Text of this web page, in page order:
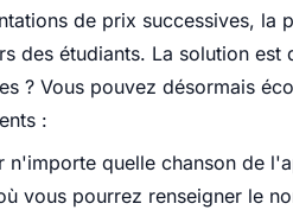
de prix successives, la
des étudiants. La solution
? Vous pouvez désormais
:
n'importe quelle chanson de
vous pourrez renseigner le